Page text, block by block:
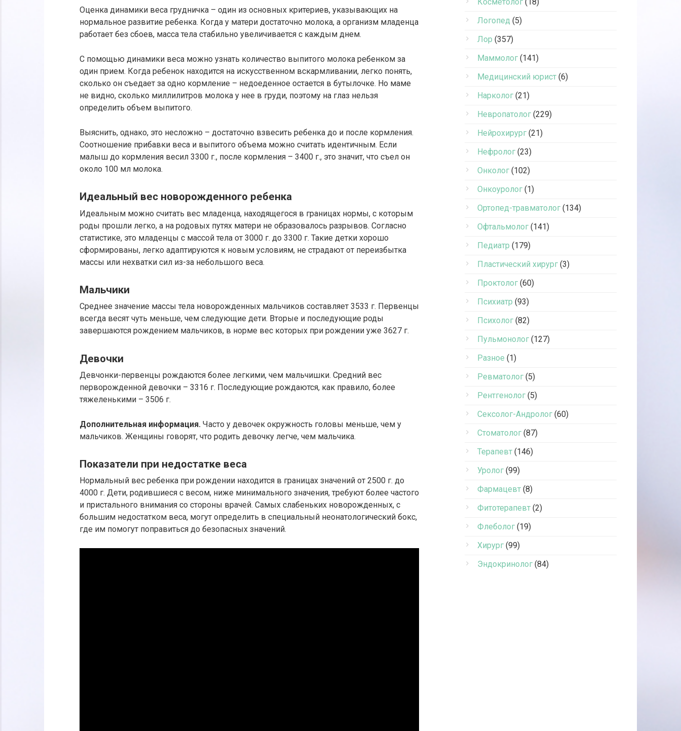
Оценка динамики веса грудничка – один из основных критериев, указывающих на
нормальное развитие ребенка. Когда у матери достаточно молока, а организм младенца
работает без сбоев, масса тела стабильно увеличивается с каждым днем.
С помощью динамики веса можно узнать количество выпитого молока ребенком за
один прием. Когда ребенок находится на искусственном вскармливании, легко понять,
сколько он съедает за одно кормление – недоеденное остается в бутылочке. Но маме
не видно, сколько миллилитров молока у нее в груди, поэтому на глаз нельзя
определить объем выпитого.
Выяснить, однако, это несложно – достаточно взвесить ребенка до и после кормления.
Соотношение прибавки веса и выпитого объема можно считать идентичным. Если
малыш до кормления весил 3300 г., после кормления – 3400 г., это значит, что съел он
около 100 мл молока.
Идеальный вес новорожденного ребенка
Идеальным можно считать вес младенца, находящегося в границах нормы, с которым
роды прошли легко, а на родовых путях матери не образовалось разрывов. Согласно
статистике, это младенцы с массой тела от 3000 г. до 3300 г. Такие детки хорошо
сформированы, легко адаптируются к новым условиям, не страдают от переизбытка
массы или нехватки сил из-за небольшого веса.
Мальчики
Среднее значение массы тела новорожденных мальчиков составляет 3533 г. Первенцы
всегда весят чуть меньше, чем следующие дети. Вторые и последующие роды
завершаются рождением мальчиков, в норме вес которых при рождении уже 3627 г.
Девочки
Девчонки-первенцы рождаются более легкими, чем мальчишки. Средний вес
перворожденной девочки – 3316 г. Последующие рождаются, как правило, более
тяжеленькими – 3506 г.
Дополнительная информация. Часто у девочек окружность головы меньше, чем у
мальчиков. Женщины говорят, что родить девочку легче, чем мальчика.
Показатели при недостатке веса
Нормальный вес ребенка при рождении находится в границах значений от 2500 г. до
4000 г. Дети, родившиеся с весом, ниже минимального значения, требуют более частого
и пристального внимания со стороны врачей. Самых слабеньких новорожденных, с
большим недостатком веса, могут определить в специальный неонатологический бокс,
где им помогут поправиться до безопасных значений.
Логопед (5)
Лор (357)
Маммолог (141)
Медицинский юрист (6)
Нарколог (21)
Невропатолог (229)
Нейрохирург (21)
Нефролог (23)
Онколог (102)
Онкоуролог (1)
Ортопед-травматолог (134)
Офтальмолог (141)
Педиатр (179)
Пластический хирург (3)
Проктолог (60)
Психиатр (93)
Психолог (82)
Пульмонолог (127)
Разное (1)
Ревматолог (5)
Рентгенолог (5)
Сексолог-Андролог (60)
Стоматолог (87)
Терапевт (146)
Уролог (99)
Фармацевт (8)
Фитотерапевт (2)
Флеболог (19)
Хирург (99)
Эндокринолог (84)